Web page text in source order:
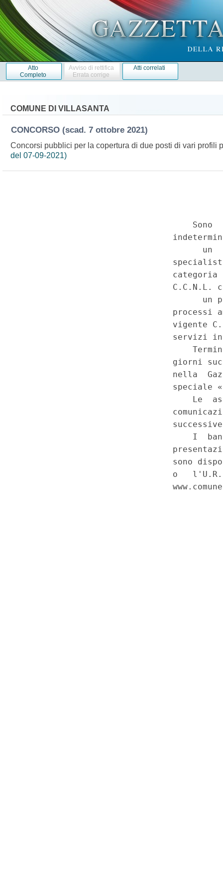
Atto
Completo
Avviso di rettifica
Errata corrige
Atti correlati
COMUNE DI VILLASANTA
CONCORSO (scad. 7 ottobre 2021)
Concorsi pubblici per la copertura di due posti di vari profili
del 07-09-2021)